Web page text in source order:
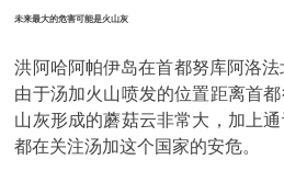
未来最大的危害可能是火山灰
洪阿哈阿帕伊岛在首都努库阿洛法
由于汤加火山喷发的位置距离首
山灰形成的蘑菇云非常大，加上
都在关注汤加这个国家的安危。